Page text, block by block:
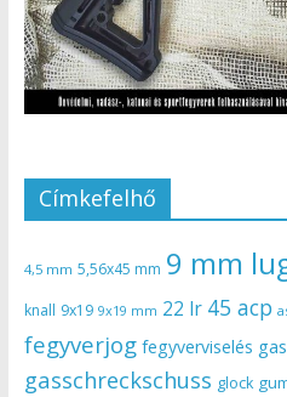
Címkefelhő
4,5 mm 5,56x45 mm 9 mm
knall 9x19 9x19 mm 22 lr 45 acp
fegyverjog fegyverviselés
gasschreckschuss glock